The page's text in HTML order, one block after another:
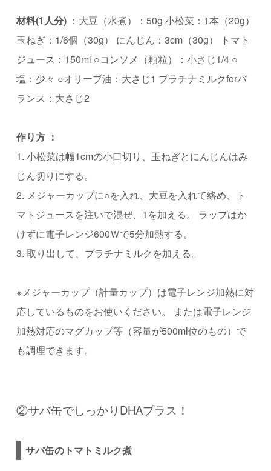
材料(1⼈分)：⼤⾖（⽔煮）：50g ⼩松菜：1本（20g）
⽟ねぎ：1/6個（30g） にんじん：3cm（30g） トマト
ジュース：150ml ○コンソメ（顆粒）：⼩さじ1/4 ○
塩：少々 ○オリーブ油：⼤さじ1 プラチナミルクforバ
ランス：⼤さじ2
作り⽅ ：
1. ⼩松菜は幅1cmの⼩⼝切り、⽟ねぎとにんじんはみ
じん切りにする。
2. メジャーカップに○を⼊れ、⼤⾖を⼊れて絡め、ト
マトジュースを注いで混ぜ、1を加える。 ラップはか
けずに電⼦レンジ600Ｗで5分加熱する。
3. 取り出して、プラチナミルクを加える。
※メジャーカップ（計量カップ）は電⼦レンジ加熱に対
応しているものをお使いください。 または電⼦レンジ
加熱対応のマグカップ等（容量が500ml位のもの）で
も調理できます。
②サバ缶でしっかりDHAプラス！
サバ缶のトマトミルク煮